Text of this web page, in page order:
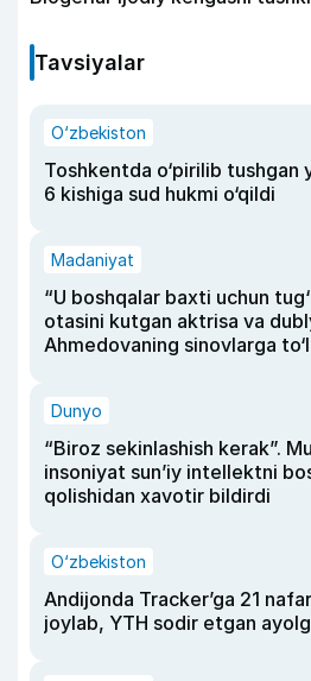
Tavsiyalar
O‘zbekiston
Toshkentda o‘pirilib tushgan
6 kishiga sud hukmi o‘qildi
Madaniyat
“U boshqalar baxti uchun
otasini kutgan aktrisa va
Ahmedovaning sinovlarga
Dunyo
“Biroz sekinlashish kerak”.
insoniyat sun’iy intellektni
qolishidan xavotir bildirdi
O‘zbekiston
Andijonda Tracker’ga 21
joylab, YTH sodir etgan